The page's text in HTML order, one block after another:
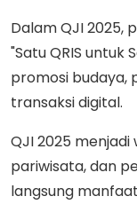
Dalam QJI 2025,
"Satu QRIS untuk
promosi budaya,
transaksi digital.
QJI 2025
pariwisata, dan
langsung